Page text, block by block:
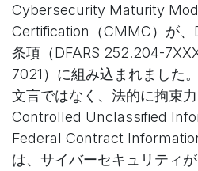
Cybersecurity Maturity
Certification（CMMC）が、
条項（DFARS 252.204-
7021）に組み込まれました
文言ではなく、法的に拘束力
Controlled Unclassified
Federal Contract
は、サイバーセキュリティ